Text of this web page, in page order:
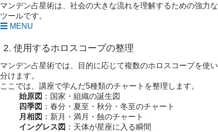
マンデン占星術は、社会の大きな流れを理解するための強力な
ツールです。
☰ MENU
2. 使用するホロスコープの整理
マンデン占星術では、目的に応じて複数のホロスコープを使い
分けます。
ここでは、講座で学んだ5種類のチャートを整理します。
始原図 ：国家・組織の誕生図
四季図 ：春分・夏至・秋分・冬至のチャート
月相図 ：新月・満月・蝕のチャート
イングレス図 ：天体が星座に入る瞬間